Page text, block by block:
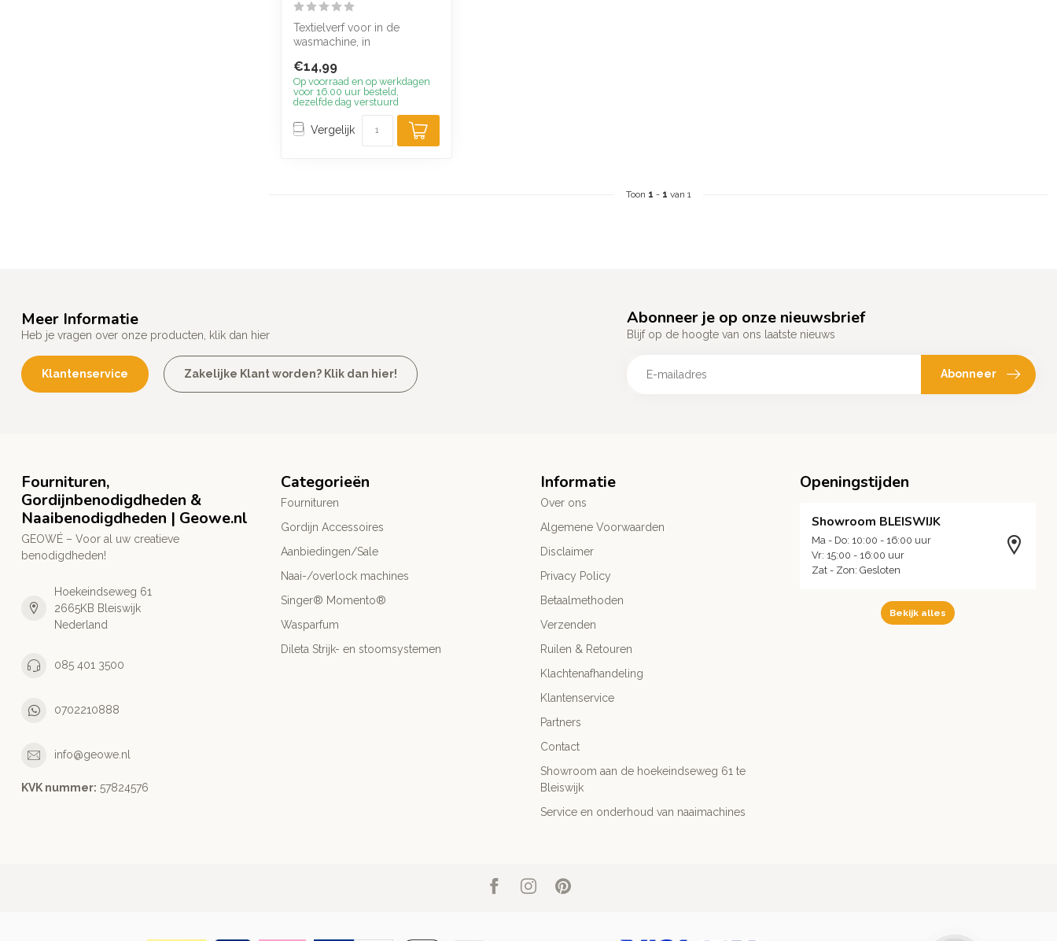
Textielverf voor in de
wasmachine, in
€14,99
Op voorraad en op werkdagen
voor 16.00 uur besteld,
dezelfde dag verstuurd
Vergelijk
Toon 1 - 1 van 1
Meer Informatie
Heb je vragen over onze producten, klik dan hier
Klantenservice Zakelijke Klant worden? Klik dan hier!
Abonneer je op onze nieuwsbrief
Blijf op de hoogte van ons laatste nieuws
Abonneer
Fournituren,
Gordijnbenodigdheden &
Naaibenodigdheden | Geowe.nl
GEOWÉ – Voor al uw creatieve
benodigdheden!
Hoekeindseweg 61
2665KB Bleiswijk
Nederland
085 401 3500
0702210888
info@geowe.nl
KVK nummer: ‭57824576‬
Categorieën
Fournituren
Gordijn Accessoires
Aanbiedingen/Sale
Naai-/overlock machines
Singer® Momento®
Wasparfum
Dileta Strijk- en stoomsystemen
Informatie
Over ons
Algemene Voorwaarden
Disclaimer
Privacy Policy
Betaalmethoden
Verzenden
Ruilen & Retouren
Klachtenafhandeling
Klantenservice
Partners
Contact
Showroom aan de hoekeindseweg 61 te
Bleiswijk
Service en onderhoud van naaimachines
Openingstijden
Showroom BLEISWIJK
Ma - Do: 10:00 - 16:00 uur
Vr: 15:00 - 16:00 uur
Zat - Zon: Gesloten
Bekijk alles